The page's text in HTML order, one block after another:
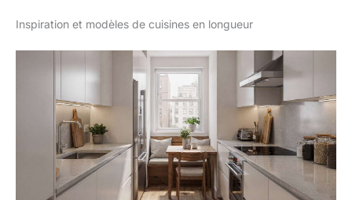
Inspiration et modèles de cuisines en longueur